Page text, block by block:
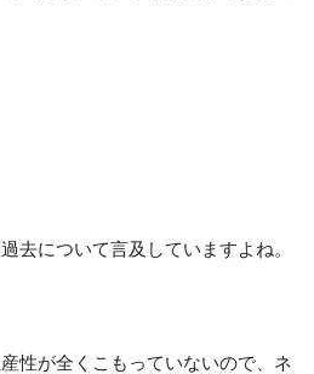
去について言及していますよね。
性が全くこもっていないので、ネ